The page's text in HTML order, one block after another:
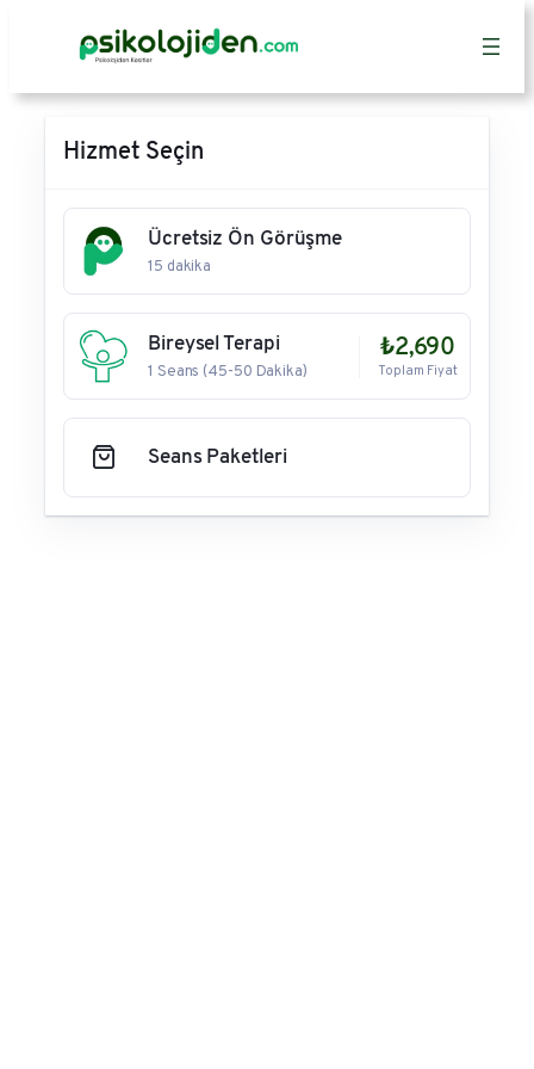
Hizmet Seçin
Ücretsiz Ön Görüşme
15 dakika
Bireysel Terapi
1 Seans (45-50 Dakika)
₺2,690
Toplam Fiyat
Seans Paketleri